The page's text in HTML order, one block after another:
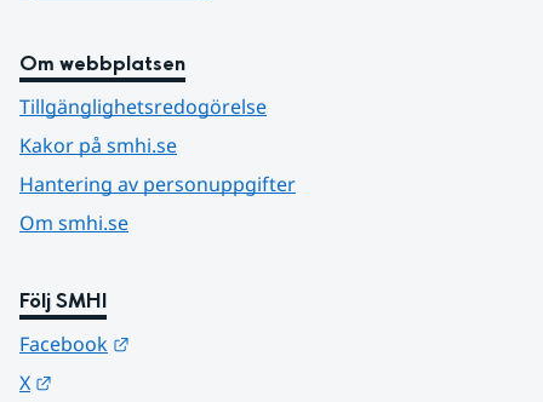
Om webbplatsen
Tillgänglighetsredogörelse
Kakor på smhi.se
Hantering av personuppgifter
Om smhi.se
Följ SMHI
Facebook
X